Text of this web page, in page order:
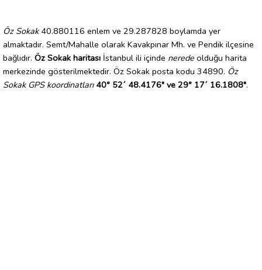
Öz Sokak40.880116 enlem ve 29.287828 boylamda yer
almaktadır. Semt/Mahalle olarak Kavakpınar Mh. ve Pendik ilçesine
bağlıdır. Öz Sokak haritası İstanbul ili içinde nerede olduğu harita
merkezinde gösterilmektedir. Öz Sokak posta kodu 34890. Öz
Sokak GPS koordinatları 40° 52´ 48.4176" ve 29° 17´ 16.1808".